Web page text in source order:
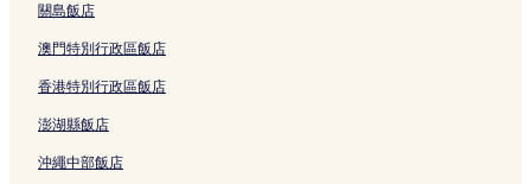
關島飯店
澳門特別行政區飯店
香港特別行政區飯店
澎湖縣飯店
沖繩中部飯店